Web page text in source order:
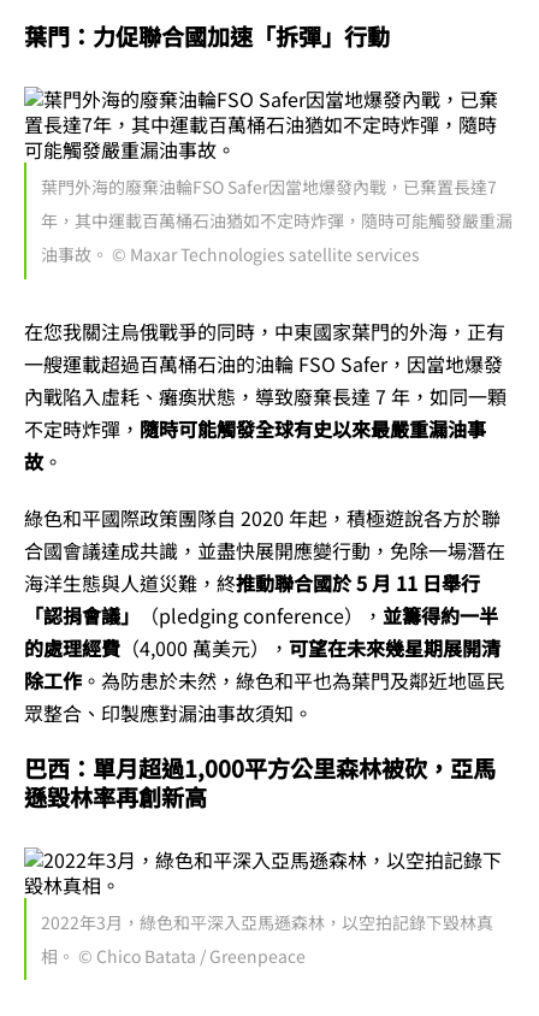
葉門：力促聯合國加速「拆彈」行動
葉門外海的廢棄油輪FSO Safer因當地爆發內戰，已棄置長達7
年，其中運載百萬桶石油猶如不定時炸彈，隨時可能觸發嚴重漏
油事故。 © Maxar Technologies satellite services
在您我關注烏俄戰爭的同時，中東國家葉門的外海，正有
一艘運載超過百萬桶石油的油輪 FSO Safer，因當地爆發
內戰陷入虛耗、癱瘓狀態，導致廢棄長達 7 年，如同一顆
不定時炸彈， 隨時可能觸發全球有史以來最嚴重漏油事
故。
綠色和平國際政策團隊自 2020 年起，積極遊說各方於聯
合國會議達成共識，並盡快展開應變行動，免除一場潛在
海洋生態與人道災難，終推動聯合國於 5 月 11 日舉行
「認捐會議」
（pledging conference）， 並籌得約一半
的處理經費 （4,000 萬美元）， 可望在未來幾星期展開清
除工作。為防患於未然，綠色和平也為葉門及鄰近地區民
眾整合、印製應對漏油事故須知。
巴西：單月超過1,000平方公里森林被砍，亞馬
遜毀林率再創新高
2022年3月，綠色和平深入亞馬遜森林，以空拍記錄下毀林真
相。 © Chico Batata / Greenpeace